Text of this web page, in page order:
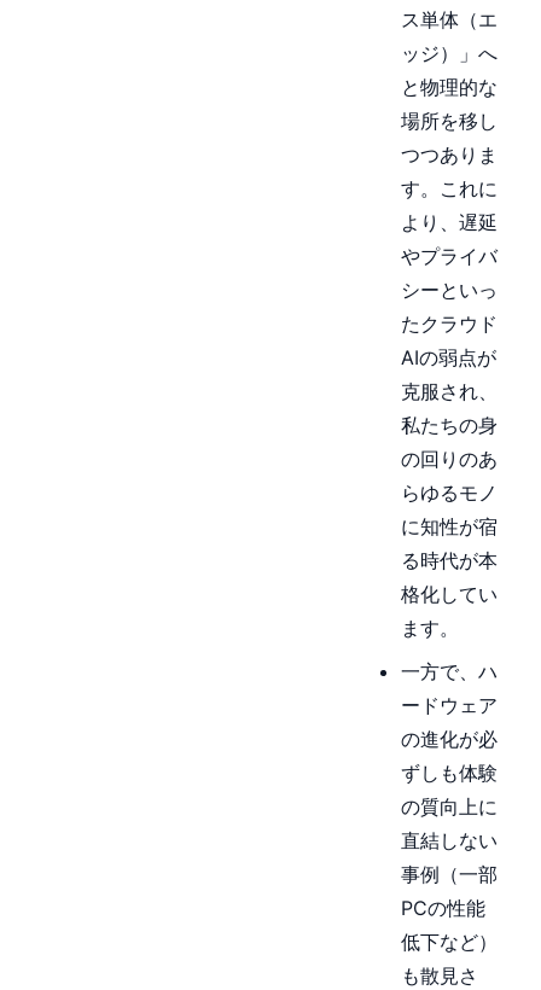
ス単体（エ
ッジ）」へ
と物理的な
場所を移し
つつありま
す。これに
より、遅延
やプライバ
シーといっ
たクラウド
AIの弱点が
克服され、
私たちの身
の回りのあ
らゆるモノ
に知性が宿
る時代が本
格化してい
ます。
一方で、ハ
ードウェア
の進化が必
ずしも体験
の質向上に
直結しない
事例（一部
PCの性能
低下など）
も散見さ